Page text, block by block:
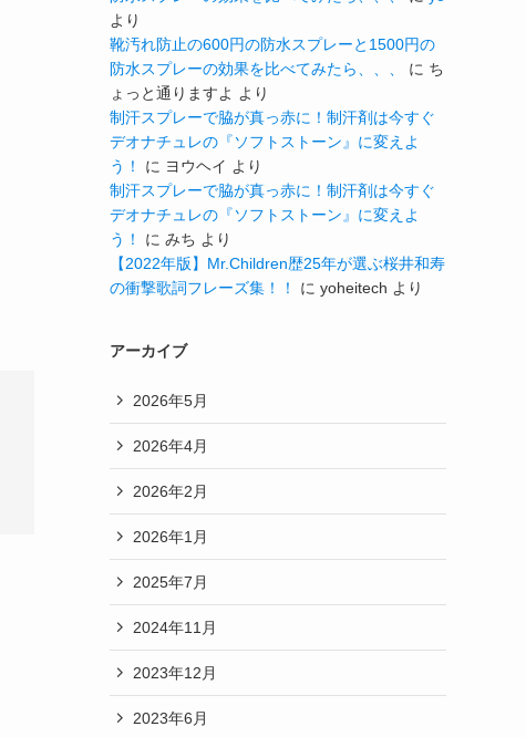
より
靴汚れ防止の600円の防水スプレーと1500円の
防水スプレーの効果を比べてみたら、、、
に ち
ょっと通りますよ より
制汗スプレーで脇が真っ赤に！制汗剤は今すぐ
デオナチュレの『ソフトストーン』に変えよ
う！
に ヨウヘイ より
制汗スプレーで脇が真っ赤に！制汗剤は今すぐ
デオナチュレの『ソフトストーン』に変えよ
う！
に みち より
【2022年版】Mr.Children歴25年が選ぶ桜井和寿
の衝撃歌詞フレーズ集！！
に yoheitech より
アーカイブ
2026年5月
2026年4月
2026年2月
2026年1月
2025年7月
2024年11月
2023年12月
2023年6月